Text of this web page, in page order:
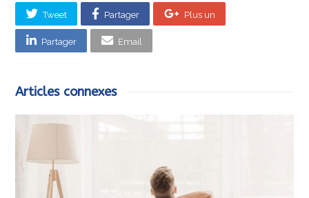
Tweet Partager Plus un
Partager Email
Articles connexes